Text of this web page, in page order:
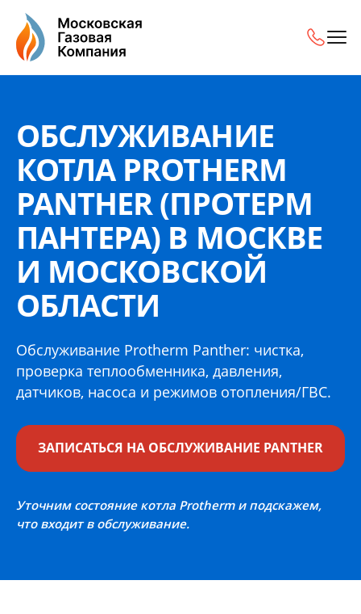
ОБСЛУЖИВАНИЕ
КОТЛА PROTHERM
PANTHER (ПРОТЕРМ
ПАНТЕРА) В МОСКВЕ
И МОСКОВСКОЙ
ОБЛАСТИ
Обслуживание Protherm Panther: чистка,
проверка теплообменника, давления,
датчиков, насоса и режимов отопления/ГВС.
ЗАПИСАТЬСЯ НА ОБСЛУЖИВАНИЕ PANTHER
Уточним состояние котла Protherm и подскажем,
что входит в обслуживание.